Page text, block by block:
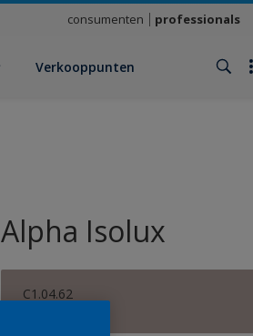
consumenten professionals
Verkooppunten
Alpha Isolux
C1.04.62